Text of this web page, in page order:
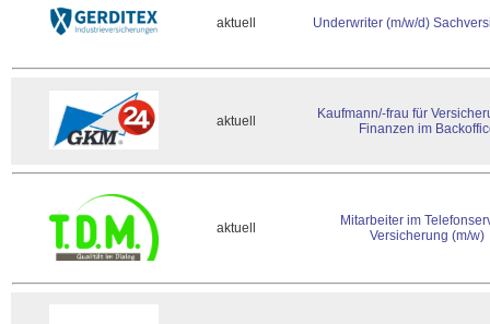
aktuell Underwriter (m/w/d)
aktuell
Kaufmann/-frau für
Finanzen im
aktuell
Mitarbeiter im
Versicherung (m/w)